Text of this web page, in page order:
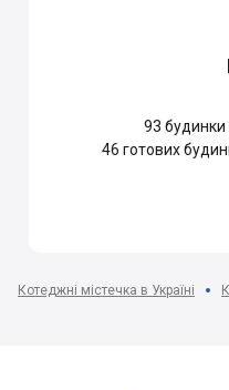
93
46 готових
Котеджні містечка в Україні